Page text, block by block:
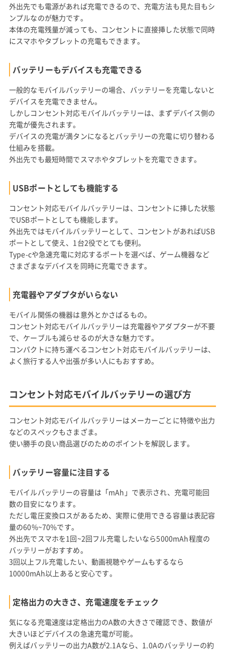
外出先でも電源があれば充電できるので、充電方法も見た目もシ
ンプルなのが魅力です。
本体の充電残量が減っても、コンセントに直接挿した状態で同時
にスマホやタブレットの充電もできます。
バッテリーもデバイスも充電できる
一般的なモバイルバッテリーの場合、バッテリーを充電しないと
デバイスを充電できません。
しかしコンセント対応モバイルバッテリーは、まずデバイス側の
充電が優先されます。
デバイスの充電が満タンになるとバッテリーの充電に切り替わる
仕組みを搭載。
外出先でも最短時間でスマホやタブレットを充電できます。
USBポートとしても機能する
コンセント対応モバイルバッテリーは、コンセントに挿した状態
でUSBポートとしても機能します。
外出先ではモバイルバッテリーとして、コンセントがあればUSB
ポートとして使え、1台2役でとても便利。
Type-cや急速充電に対応するポートを選べば、ゲーム機器など
さまざまなデバイスを同時に充電できます。
充電器やアダプタがいらない
モバイル関係の機器は意外とかさばるもの。
コンセント対応モバイルバッテリーは充電器やアダプターが不要
で、ケーブルも減らせるのが大きな魅力です。
コンパクトに持ち運べるコンセント対応モバイルバッテリーは、
よく旅行する人や出張が多い人にもおすすめ。
コンセント対応モバイルバッテリーの選び方
コンセント対応モバイルバッテリーはメーカーごとに特徴や出力
などのスペックもさまざま。
使い勝手の良い商品選びのためのポイントを解説します。
バッテリー容量に注目する
モバイルバッテリーの容量は「mAh」で表示され、充電可能回
数の目安になります。
ただし電圧変換ロスがあるため、実際に使用できる容量は表記容
量の60%~70%です。
外出先でスマホを1回~2回フル充電したいなら5000mAh程度の
バッテリーがおすすめ。
3回以上フル充電したい、動画視聴やゲームもするなら
10000mAh以上あると安心です。
定格出力の大きさ、充電速度をチェック
気になる充電速度は定格出力のA数の大きさで確認でき、数値が
大きいほどデバイスの急速充電が可能。
例えばバッテリーの出力A数が2.1Aなら、1.0Aのバッテリーの約